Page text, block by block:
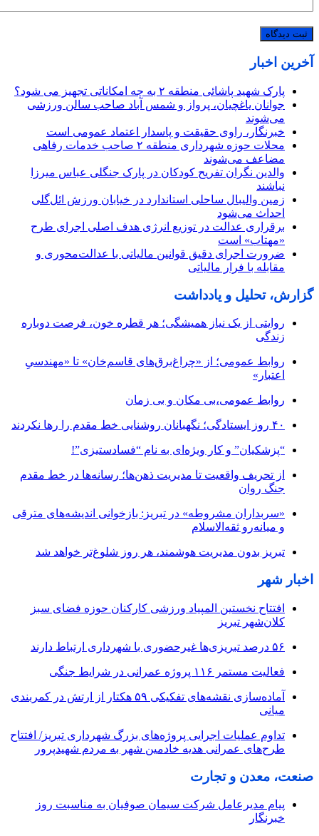
آخرین اخبار
پارک شهید پاشائی منطقه ۲ به چه امکاناتی تجهیز می شود؟
جوانان یاغچیان، پرواز و شمس آباد صاحب سالن ورزشی
می‌شوند
خبرنگار، راوی حقیقت و پاسدار اعتماد عمومی است
محلات حوزه شهرداری منطقه ۲ صاحب خدمات رفاهی
مضاعف می‌شوند
والدین نگران تفریح کودکان در پارک جنگلی عباس میرزا
نباشند
زمین والیبال ساحلی استاندارد در خیابان ورزش ائل‌گلی
احداث می‌شود
برقراری عدالت در توزیع انرژی هدف اصلی اجرای طرح
«مهتاب» است
ضرورت اجرای دقیق قوانین مالیاتی با عدالت‌محوری و
مقابله با فرار مالیاتی
گزارش، تحلیل و یادداشت
روایتی از یک نیاز همیشگی؛ هر قطره خون، فرصت دوباره
زندگی
روابط عمومی؛ از «چراغ‌برق‌های قاسم‌خان» تا «مهندسیِ
اعتبار»
روابط عمومی،بی مکان و بی زمان
۴۰ روز ایستادگی؛ نگهبانان روشنایی خط مقدم را رها نکردند
“پزشکیان” و کار ویژه‌ای به نام “فسادستیزی”!
از تحریف واقعیت تا مدیریت ذهن‌ها؛ رسانه‌ها در خط مقدم
جنگ روان
«سربداران مشروطه» در تبریز: بازخوانی اندیشه‌های مترقی
و میانه‌رو ثقه‌الاسلام
تبریز بدون مدیریت هوشمند، هر روز شلوغ‌تر خواهد شد
اخبار شهر
افتتاح نخستین المپیاد ورزشی کارکنان حوزه فضای سبز
کلان‌شهر تبریز
۵۶ درصد تبریزی‌ها غیرحضوری با شهرداری ارتباط دارند
فعالیت مستمر ۱۱۶ پروژه عمرانی در شرایط جنگی
آماده‌سازی نقشه‌های تفکیکی ۵۹ هکتار از ارتش در کمربندی
میانی
تداوم عملیات اجرایی پروژه‌های بزرگ شهرداری تبریز/ افتتاح
طرح‌های عمرانی هدیه خادمین شهر به مردم شهیدپرور
صنعت، معدن و تجارت
پیام مدیرعامل شرکت سیمان صوفیان به مناسبت روز
خبرنگار